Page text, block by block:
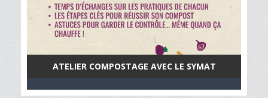
ATELIER COMPOSTAGE AVEC LE SYMAT